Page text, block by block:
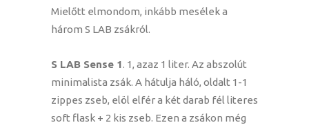
Mielőtt elmondom, inkább mesélek a
három S LAB zsákról.
S LAB Sense 1. 1, azaz 1 liter. Az abszolút
minimalista zsák. A hátulja háló, oldalt 1-1
zippes zseb, elöl elfér a két darab fél literes
soft flask + 2 kis zseb. Ezen a zsákon még